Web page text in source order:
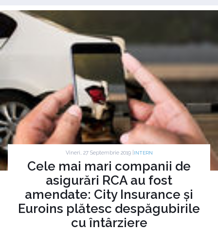
Vineri, 27 Septembrie 2019 | INTERN
Cele mai mari companii de
asigurări RCA au fost
amendate: City Insurance și
Euroins plătesc despăgubirile
cu întârziere